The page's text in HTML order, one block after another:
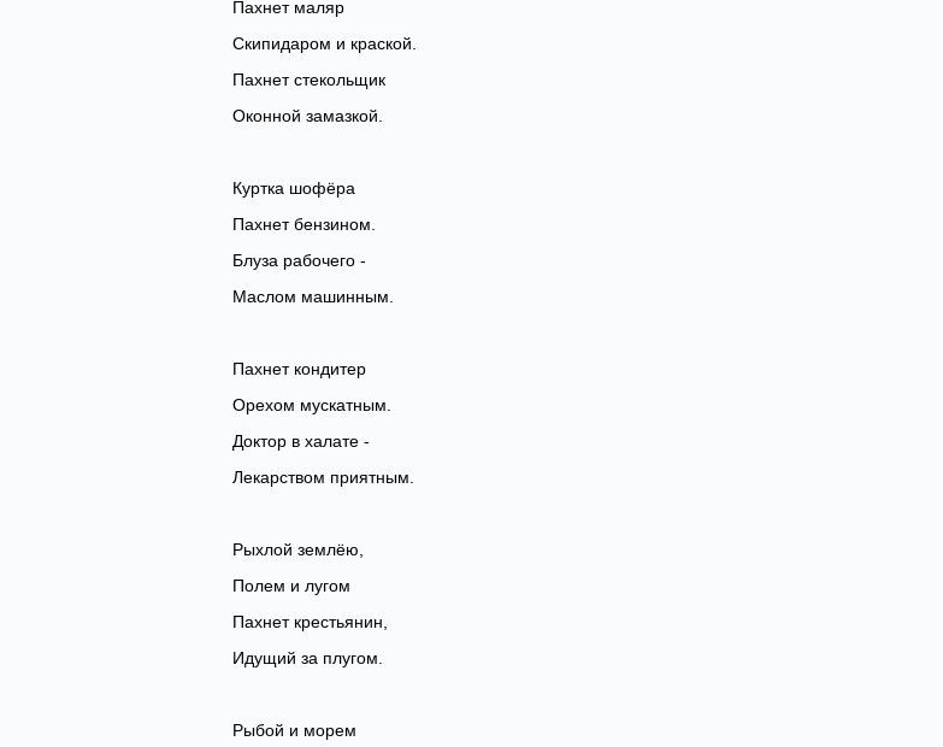
Пахнет маляр
Скипидаром и краской.
Пахнет стекольщик
Оконной замазкой.
Куртка шофёра
Пахнет бензином.
Блуза рабочего -
Маслом машинным.
Пахнет кондитер
Орехом мускатным.
Доктор в халате -
Лекарством приятным.
Рыхлой землёю,
Полем и лугом
Пахнет крестьянин,
Идущий за плугом.
Рыбой и морем